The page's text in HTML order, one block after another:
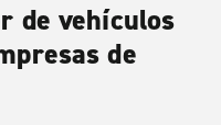
de vehículos
de